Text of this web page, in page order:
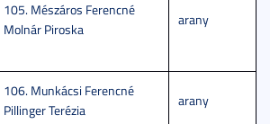
105. Mészáros Ferencné
Molnár Piroska
arany
106. Munkácsi Ferencné
Pillinger Terézia
arany